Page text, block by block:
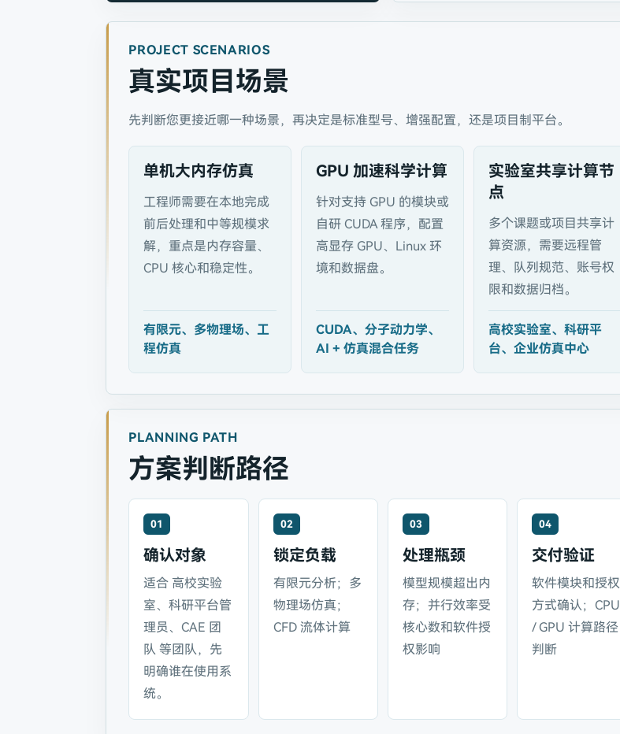
PROJECT SCENARIOS
真实项目场景
先判断您更接近哪一种场景，再决定是标准型号、增强配置，还是项目制平台。
单机大内存仿真
工程师需要在本地完成
前后处理和中等规模求
解，重点是内存容量、
CPU 核心和稳定性。
有限元、多物理场、工
程仿真
GPU 加速科学计算
针对支持 GPU 的模块或
自研 CUDA 程序，配置
高显存 GPU、Linux 环
境和数据盘。
CUDA、分子动力学、
AI + 仿真混合任务
实验室共享计算节
点
多个课题或项目共享计
算资源，需要远程管
理、队列规范、账号权
限和数据归档。
高校实验室、科研平
台、企业仿真中心
PLANNING PATH
方案判断路径
01
确认对象
适合 高校实验
室、科研平台管
理员、CAE 团
队 等团队，先
明确谁在使用系
统。
02
锁定负载
有限元分析；多
物理场仿真；
CFD 流体计算
03
处理瓶颈
模型规模超出内
存；并行效率受
核心数和软件授
权影响
04
交付验证
软件模块和授权
方式确认；CPU
/ GPU 计算路径
判断